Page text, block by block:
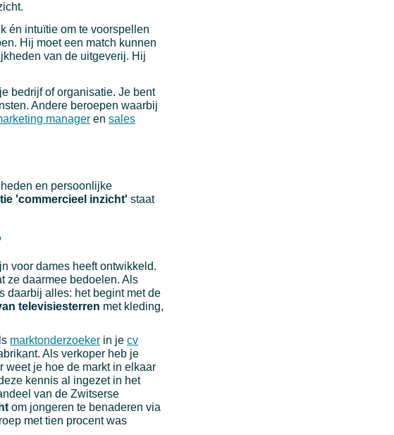
én intuïtie om te voorspellen
Hij moet een match kunnen
van de uitgeverij. Hij
bedrijf of organisatie. Je bent
Andere beroepen waarbij
manager en sales
en persoonlijke
'commercieel inzicht' staat
voor dames heeft ontwikkeld.
ze daarmee bedoelen. Als
daarbij alles: het begint met de
televisiesterren met kleding,
marktonderzoeker in je cv
Als verkoper heb je
weet je hoe de markt in elkaar
kennis al ingezet in het
van de Zwitserse
om jongeren te benaderen via
met tien procent was